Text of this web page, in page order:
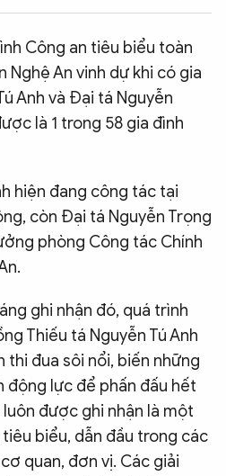
Ảnh
Văn nghệ Công an
Công an tiêu biểu toàn
Nghệ An vinh dự khi có gia
Anh và Đại tá Nguyễn
là 1 trong 58 gia đình
hiện đang công tác tại
còn Đại tá Nguyễn Trọng
phòng Công tác Chính
ghi nhận đó, quá trình
Thiếu tá Nguyễn Tú Anh
thi đua sôi nổi, biến những
động lực để phấn đấu hết
được ghi nhận là một
biểu, dẫn đầu trong các
quan, đơn vị. Các giải